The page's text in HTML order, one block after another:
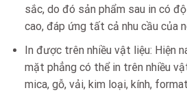
sắc, do đó sản phẩm sau in có
cao, đáp ứng tất cả nhu cầu của
In được trên nhiều vật liệu: Hiện
mặt phẳng có thể in trên nhiều
mica, gỗ, vải, kim loại, kính,